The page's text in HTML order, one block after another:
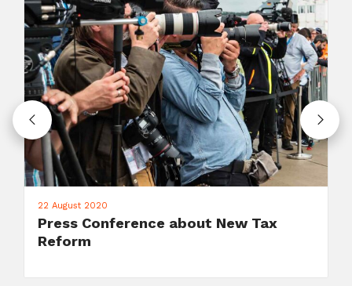
22 August 2020
Press Conference about New Tax
Reform